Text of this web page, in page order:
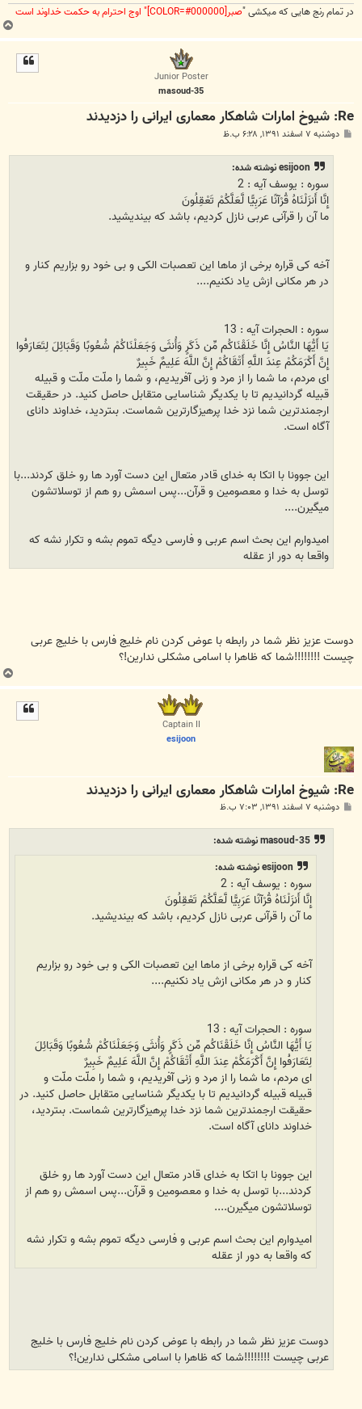
در تمام رنج هایی که میکشی "صبر[COLOR=#000000]" اوج احترام به حکمت خداوند است
Junior Poster
masoud-35
Re: شیوخ امارات شاهکار معماری ایرانی را دزدیدند
دوشنبه ۷ اسفند ۱۳۹۱, ۶:۲۸ ب.ظ
esijoon نوشته شده:
سوره : يوسف آیه : 2
إِنَّا أَنزَلْنَاهُ قُرْآنًا عَرَبِيًّا لَّعَلَّكُمْ تَعْقِلُونَ
ما آن را قرآنى عربى نازل كرديم، باشد كه بينديشيد.
آخه کی قراره برخی از ماها این تعصبات الکی و بی خود رو بزاریم کنار و
در هر مکانی ازش یاد نکنیم....
سوره : الحجرات آیه : 13
يَا أَيُّهَا النَّاسُ إِنَّا خَلَقْنَاكُم مِّن ذَكَرٍ وَأُنثَى وَجَعَلْنَاكُمْ شُعُوبًا وَقَبَائِلَ لِتَعَارَفُوا
إِنَّ أَكْرَمَكُمْ عِندَ اللَّهِ أَتْقَاكُمْ إِنَّ اللَّهَ عَلِيمٌ خَبِيرٌ
اى مردم، ما شما را از مرد و زنى آفريديم، و شما را ملّت ملّت و قبيله
قبيله گردانيديم تا با يكديگر شناسايى متقابل حاصل كنيد. در حقيقت
ارجمندترين شما نزد خدا پرهيزگارترين شماست. بى‏ترديد، خداوند داناى
آگاه است.
این جوونا با اتکا به خدای قادر متعال این دست آورد ها رو خلق کردند...با
توسل به خدا و معصومین و قرآن...پس اسمش رو هم از توسلاتشون
میگیرن....
امیدوارم این بحث اسم عربی و فارسی دیگه تموم بشه و تکرار نشه که
واقعا به دور از عقله
دوست عزیز نظر شما در رابطه با عوض کردن نام خلیج فارس با خلیج عربی
چیست !!!!!!!!شما که ظاهرا با اسامی مشکلی ندارین!؟
Captain II
esijoon
Re: شیوخ امارات شاهکار معماری ایرانی را دزدیدند
دوشنبه ۷ اسفند ۱۳۹۱, ۷:۰۳ ب.ظ
masoud-35 نوشته شده:
esijoon نوشته شده:
سوره : يوسف آیه : 2
إِنَّا أَنزَلْنَاهُ قُرْآنًا عَرَبِيًّا لَّعَلَّكُمْ تَعْقِلُونَ
ما آن را قرآنى عربى نازل كرديم، باشد كه بينديشيد.
آخه کی قراره برخی از ماها این تعصبات الکی و بی خود رو بزاریم
کنار و در هر مکانی ازش یاد نکنیم....
سوره : الحجرات آیه : 13
يَا أَيُّهَا النَّاسُ إِنَّا خَلَقْنَاكُم مِّن ذَكَرٍ وَأُنثَى وَجَعَلْنَاكُمْ شُعُوبًا وَقَبَائِلَ
لِتَعَارَفُوا إِنَّ أَكْرَمَكُمْ عِندَ اللَّهِ أَتْقَاكُمْ إِنَّ اللَّهَ عَلِيمٌ خَبِيرٌ
اى مردم، ما شما را از مرد و زنى آفريديم، و شما را ملّت ملّت و
قبيله قبيله گردانيديم تا با يكديگر شناسايى متقابل حاصل كنيد. در
حقيقت ارجمندترين شما نزد خدا پرهيزگارترين شماست. بى‏ترديد،
خداوند داناى آگاه است.
این جوونا با اتکا به خدای قادر متعال این دست آورد ها رو خلق
کردند...با توسل به خدا و معصومین و قرآن...پس اسمش رو هم از
توسلاتشون میگیرن....
امیدوارم این بحث اسم عربی و فارسی دیگه تموم بشه و تکرار نشه
که واقعا به دور از عقله
دوست عزیز نظر شما در رابطه با عوض کردن نام خلیج فارس با خلیج
عربی چیست !!!!!!!!شما که ظاهرا با اسامی مشکلی ندارین!؟